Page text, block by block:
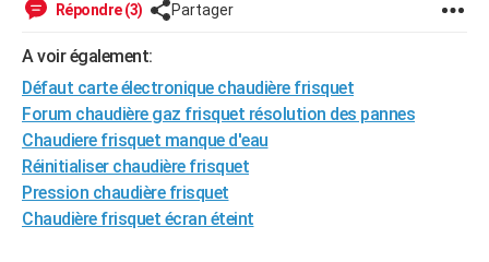
Forum
Aménagement intérieur
Extérieur
Cuisine
Salle de bains
Jardinage
Rangement
WEEK-END
Guides de France
Escapades
Patrimoine
Expositions
Musées
Week-end nature
+LIFESTYLE
Art de vivre
Bien-être
Loisirs
Mode
Modes de vie
SANTE
Alimentation
Guide de la santé
Maladies
Médicaments
Sommeil
VOYAGE
Destinations
City break
Voyage nature
Voyage de noces
Forum
Climat
+PHOTO
Répondre (3) Partager
A voir également:
Défaut carte électronique chaudière frisquet
Forum chaudière gaz frisquet résolution des pannes
Chaudiere frisquet manque d'eau
Réinitialiser chaudière frisquet
Pression chaudière frisquet
Chaudière frisquet écran éteint